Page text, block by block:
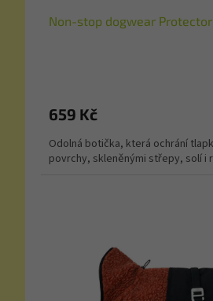
Non-stop dogwear
659 Kč
Odolná botička, která ochrání
povrchy, skleněnými střepy, solí i